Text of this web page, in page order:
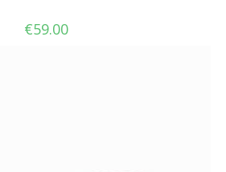
€59.00